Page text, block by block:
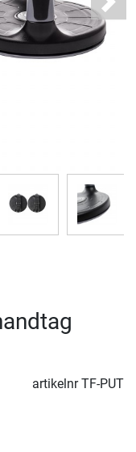
Next
artikelnrTF-PUT